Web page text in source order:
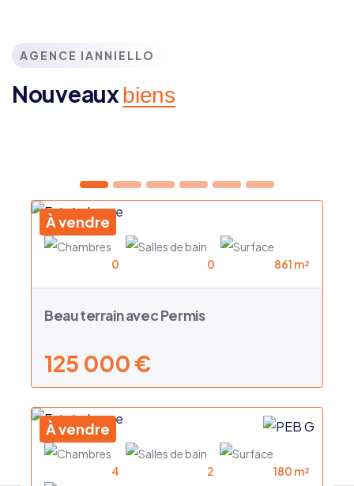
AGENCE IANNIELLO
Nouveauxbiens
À vendre
0 0 861 m²
Beau terrain avec Permis
125 000 €
À vendre
4 2 180 m²